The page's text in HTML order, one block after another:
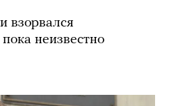
взорвался
неизвестно